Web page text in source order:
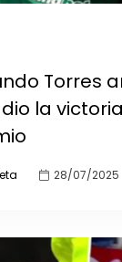
Torres
la
28/07/2025